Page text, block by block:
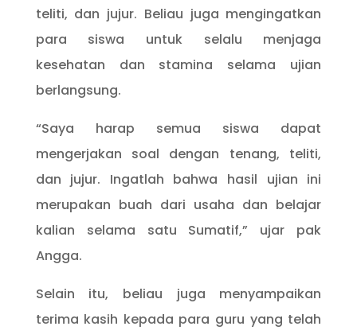
teliti, dan jujur. Beliau juga mengingatkan
para siswa untuk selalu menjaga
kesehatan dan stamina selama ujian
berlangsung.
“Saya harap semua siswa dapat
mengerjakan soal dengan tenang, teliti,
dan jujur. Ingatlah bahwa hasil ujian ini
merupakan buah dari usaha dan belajar
kalian selama satu Sumatif,” ujar pak
Angga.
Selain itu, beliau juga menyampaikan
terima kasih kepada para guru yang telah